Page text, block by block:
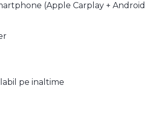
(Apple Carplay + Android
pe inaltime